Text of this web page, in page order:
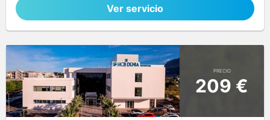
Ver servicio
PRECIO
209 €